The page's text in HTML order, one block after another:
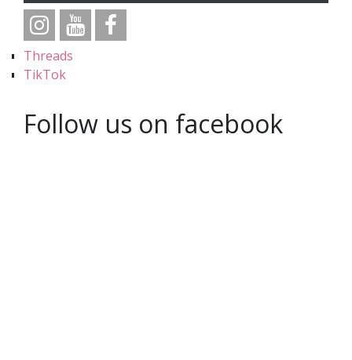
Threads
TikTok
Follow us on facebook